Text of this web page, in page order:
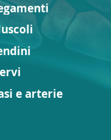
e arterie